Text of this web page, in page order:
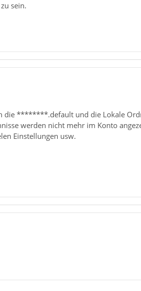
sein.
********.default und die Lokale
werden nicht mehr im Konto
Einstellungen usw.